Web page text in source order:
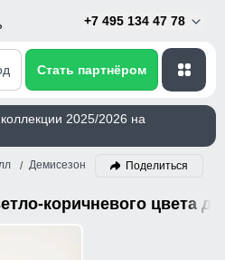
+7 495 134 47 78
Стать партнёром
2025/2026 на
Демисезон Светло-коричневый
Поделиться
коричневого цвета